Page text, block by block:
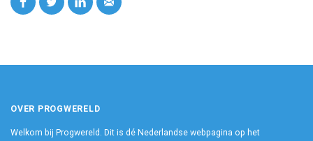
OVER PROGWERELD
Welkom bij Progwereld. Dit is dé Nederlandse webpagina op het